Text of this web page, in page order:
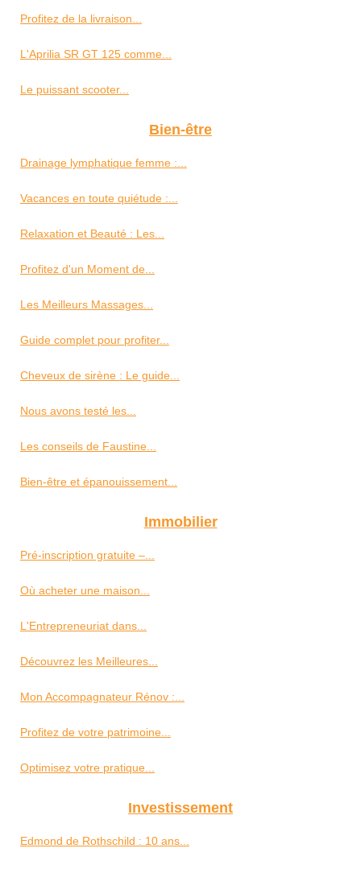
Profitez de la livraison...
L'Aprilia SR GT 125 comme...
Le puissant scooter...
Bien-être
Drainage lymphatique femme :...
Vacances en toute quiétude :...
Relaxation et Beauté : Les...
Profitez d'un Moment de...
Les Meilleurs Massages...
Guide complet pour profiter...
Cheveux de sirène : Le guide...
Nous avons testé les...
Les conseils de Faustine...
Bien-être et épanouissement...
Immobilier
Pré-inscription gratuite –...
Où acheter une maison...
L'Entrepreneuriat dans...
Découvrez les Meilleures...
Mon Accompagnateur Rénov :...
Profitez de votre patrimoine...
Optimisez votre pratique...
Investissement
Edmond de Rothschild : 10 ans...